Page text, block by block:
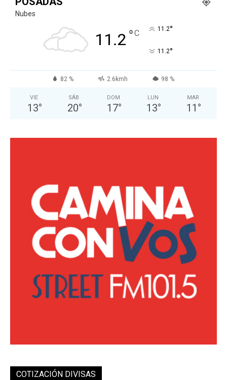
Nubes
11.2 °C 11.2°
11.2°
82 % 2.6kmh 98 %
VIE
13°
SÁB
20°
DOM
17°
LUN
13°
MAR
11 °
COTIZACIÓN DIVISAS